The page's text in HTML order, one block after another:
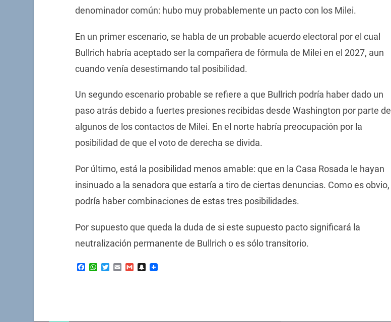
denominador común: hubo muy probablemente un pacto con los Milei.
En un primer escenario, se habla de un probable acuerdo electoral por el cual
Bullrich habría aceptado ser la compañera de fórmula de Milei en el 2027, aun
cuando venía desestimando tal posibilidad.
Un segundo escenario probable se refiere a que Bullrich podría haber dado un
paso atrás debido a fuertes presiones recibidas desde Washington por parte de
algunos de los contactos de Milei. En el norte habría preocupación por la
posibilidad de que el voto de derecha se divida.
Por último, está la posibilidad menos amable: que en la Casa Rosada le hayan
insinuado a la senadora que estaría a tiro de ciertas denuncias. Como es obvio,
podría haber combinaciones de estas tres posibilidades.
Por supuesto que queda la duda de si este supuesto pacto significará la
neutralización permanente de Bullrich o es sólo transitorio.
Facebook
WhatsApp
Twitter
EmailGmailSnapchat